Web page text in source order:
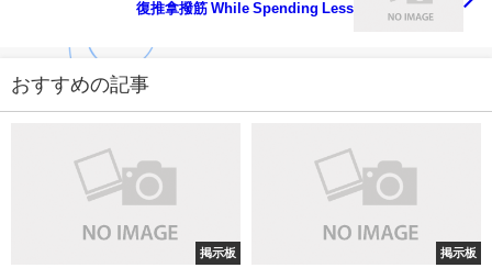
復推拿撥筋 While Spending Less
おすすめの記事
掲示板 掲示板